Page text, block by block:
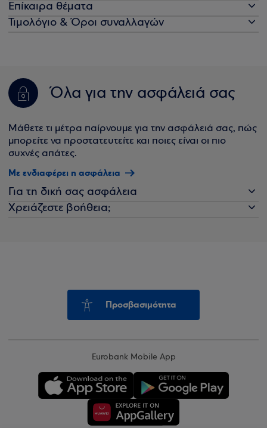
Επίκαιρα θέματα
Τιμολόγιο & Όροι συναλλαγών
Όλα για την ασφάλειά σας
Μάθετε τι μέτρα παίρνουμε για την ασφάλειά σας, πώς
μπορείτε να προστατευτείτε και ποιες είναι οι πιο
συχνές απάτες.
Με ενδιαφέρει η ασφάλεια
Για τη δική σας ασφάλεια
Χρειάζεστε βοήθεια;
Προσβασιμότητα
Eurobank Mobile App